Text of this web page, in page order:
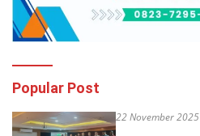
Popular Post
22 November 2025